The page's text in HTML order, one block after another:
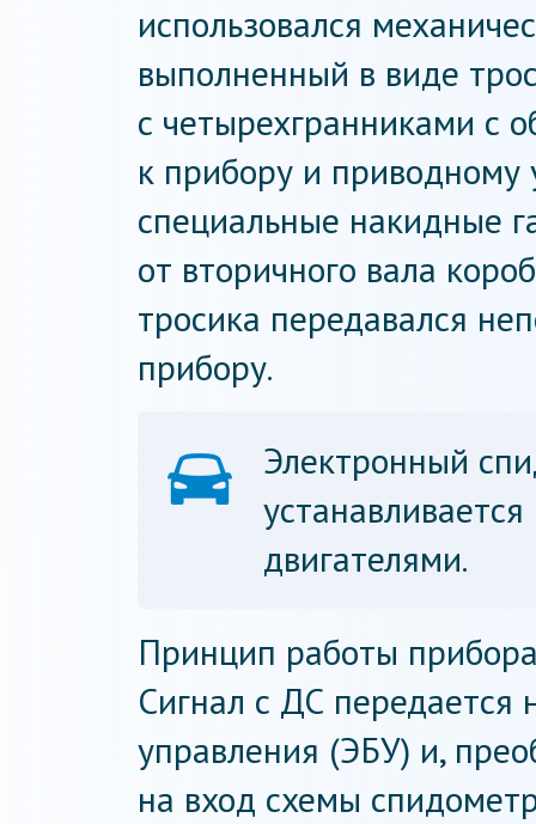
использовался
выполненный в виде
с четырехгранниками с
к прибору и приводному
специальные накидные
от вторичного вала
тросика передавался
прибору.
Электронный
двигателями.
Принцип работы
Сигнал с ДС передается
управления (ЭБУ) и,
на вход схемы